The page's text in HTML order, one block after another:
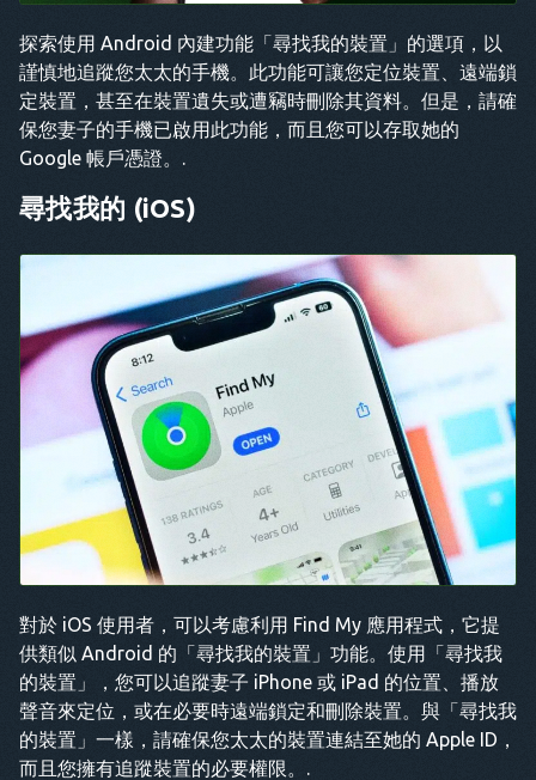
探索使用 Android 內建功能「尋找我的裝置」的選項，以
謹慎地追蹤您太太的手機。此功能可讓您定位裝置、遠端鎖
定裝置，甚至在裝置遺失或遭竊時刪除其資料。但是，請確
保您妻子的手機已啟用此功能，而且您可以存取她的
Google 帳戶憑證。.
尋找我的 (iOS)
對於 iOS 使用者，可以考慮利用 Find My 應用程式，它提
供類似 Android 的「尋找我的裝置」功能。使用「尋找我
的裝置」，您可以追蹤妻子 iPhone 或 iPad 的位置、播放
聲音來定位，或在必要時遠端鎖定和刪除裝置。與「尋找我
的裝置」一樣，請確保您太太的裝置連結至她的 Apple ID，
而且您擁有追蹤裝置的必要權限。.